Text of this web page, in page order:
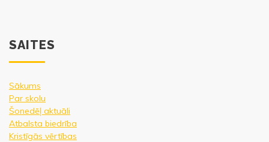
SAITES
Sākums
Par skolu
Šonedēļ aktuāli
Atbalsta biedrība
Kristīgās vērtības